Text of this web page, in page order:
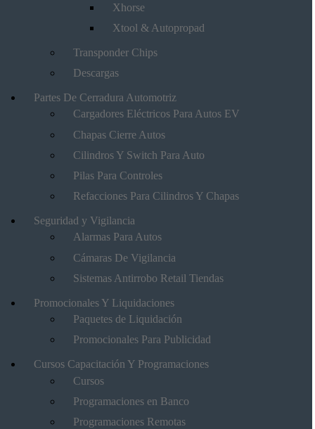
Xhorse
Xtool & Autopropad
Transponder Chips
Descargas
Partes De Cerradura Automotriz
Cargadores Eléctricos Para Autos EV
Chapas Cierre Autos
Cilindros Y Switch Para Auto
Pilas Para Controles
Refacciones Para Cilindros Y Chapas
Seguridad y Vigilancia
Alarmas Para Autos
Cámaras De Vigilancia
Sistemas Antirrobo Retail Tiendas
Promocionales Y Liquidaciones
Paquetes de Liquidación
Promocionales Para Publicidad
Cursos Capacitación Y Programaciones
Cursos
Programaciones en Banco
Programaciones Remotas